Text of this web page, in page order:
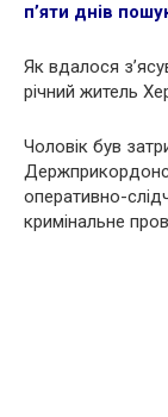
п’яти днів
Як вдалося
річний житель
Чоловік був
оперативно-
кpимінальне